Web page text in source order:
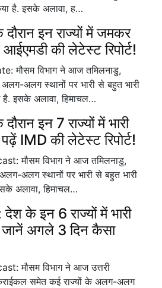
है. इसके अलावा, ह…
इन राज्यों में जमकर
की लेटेस्ट रिपोर्ट!
मौसम विभाग ने आज तमिलनाडु,
अलग स्थानों पर भारी से बहुत भारी
है. इसके अलावा, हिमाचल…
इन 7 राज्यों में भारी
IMD की लेटेस्ट रिपोर्ट!
मौसम विभाग ने आज तमिलनाडु,
अलग स्थानों पर भारी से बहुत भारी
अलावा, हिमाचल…
के इन 6 राज्यों में भारी
जानें अगले 3 दिन कैसा
मौसम विभाग ने आज उत्तरी
समेत कई राज्यों के अलग-अलग